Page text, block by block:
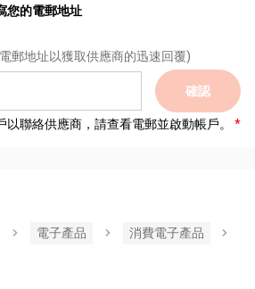
您的電郵地址
郵地址以獲取供應商的迅速回覆)
確認
聯絡供應商，請查看電郵並啟動帳戶。
電子產品
消費電子產品